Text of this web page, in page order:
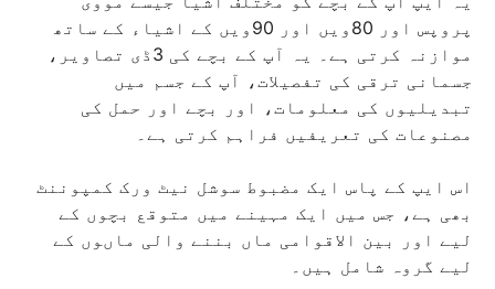
پروپس اور 80ویں اور 90ویں کے اشیاء کے ساتھ
موازنہ کرتی ہے۔ یہ آپ کے بچے کی 3ڈی تصاویر،
جسمانی ترقی کی تفصیلات، آپ کے جسم میں
تبدیلیوں کی معلومات، اور بچے اور حمل کی
مصنوعات کی تعریفیں فراہم کرتی ہے۔
اس ایپ کے پاس ایک مضبوط سوشل نیٹ ورک کمپوننٹ
بھی ہے، جس میں ایک مہینے میں متوقع بچوں کے
لیے اور بین الاقوامی ماں بننے والی ماںوں کے
لیے گروہ شامل ہیں۔